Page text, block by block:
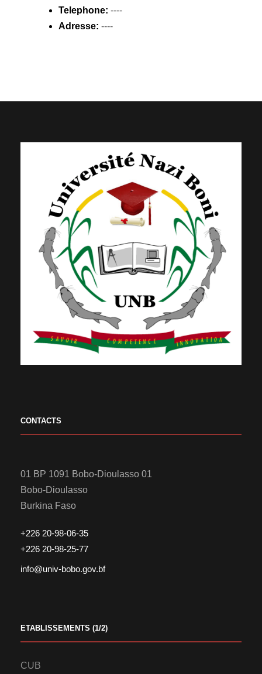
Telephone: ----
Adresse: ----
CONTACTS
01 BP 1091 Bobo-Dioulasso 01
Bobo-Dioulasso
Burkina Faso
+226 20-98-06-35
+226 20-98-25-77
info@univ-bobo.gov.bf
ETABLISSEMENTS (1/2)
CUB